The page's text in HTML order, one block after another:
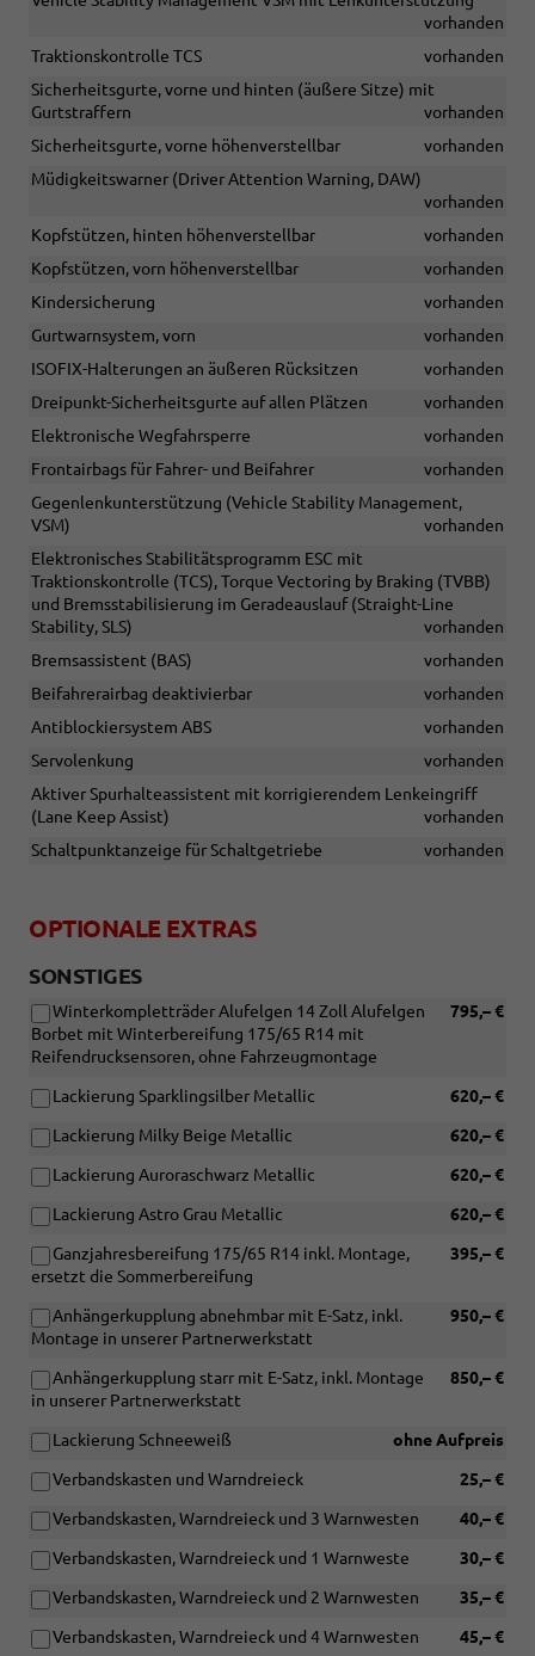
vorhanden
Traktionskontrolle TCS
vorhanden
Sicherheitsgurte, vorne und hinten (äußere Sitze) mit
Gurtstraffern
vorhanden
Sicherheitsgurte, vorne höhenverstellbar
vorhanden
Müdigkeitswarner (Driver Attention Warning, DAW)
vorhanden
Kopfstützen, hinten höhenverstellbar
vorhanden
Kopfstützen, vorn höhenverstellbar
vorhanden
Kindersicherung
vorhanden
Gurtwarnsystem, vorn
vorhanden
ISOFIX-Halterungen an äußeren Rücksitzen
vorhanden
Dreipunkt-Sicherheitsgurte auf allen Plätzen
vorhanden
Elektronische Wegfahrsperre
vorhanden
Frontairbags für Fahrer- und Beifahrer
vorhanden
Gegenlenkunterstützung (Vehicle Stability Management,
VSM)
vorhanden
Elektronisches Stabilitätsprogramm ESC mit
Traktionskontrolle (TCS), Torque Vectoring by Braking (TVBB)
und Bremsstabilisierung im Geradeauslauf (Straight-Line
Stability, SLS)
vorhanden
Bremsassistent (BAS)
vorhanden
Beifahrerairbag deaktivierbar
vorhanden
Antiblockiersystem ABS
vorhanden
Servolenkung
vorhanden
Aktiver Spurhalteassistent mit korrigierendem Lenkeingriff
(Lane Keep Assist)
vorhanden
Schaltpunktanzeige für Schaltgetriebe
vorhanden
OPTIONALE EXTRAS
SONSTIGES
795,– €
Winterkompletträder Alufelgen 14 Zoll Alufelgen
Borbet mit Winterbereifung 175/65 R14 mit
Reifendrucksensoren, ohne Fahrzeugmontage
620,– €
Lackierung Sparklingsilber Metallic
620,– €
Lackierung Milky Beige Metallic
620,– €
Lackierung Auroraschwarz Metallic
620,– €
Lackierung Astro Grau Metallic
395,– €
Ganzjahresbereifung 175/65 R14 inkl. Montage,
ersetzt die Sommerbereifung
950,– €
Anhängerkupplung abnehmbar mit E-Satz, inkl.
Montage in unserer Partnerwerkstatt
850,– €
Anhängerkupplung starr mit E-Satz, inkl. Montage
in unserer Partnerwerkstatt
ohne Aufpreis
Lackierung Schneeweiß
25,– €
Verbandskasten und Warndreieck
40,– €
Verbandskasten, Warndreieck und 3 Warnwesten
30,– €
Verbandskasten, Warndreieck und 1 Warnweste
35,– €
Verbandskasten, Warndreieck und 2 Warnwesten
45,– €
Verbandskasten, Warndreieck und 4 Warnwesten